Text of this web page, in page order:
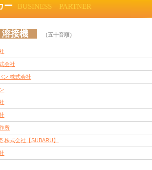
ー BUSINESS PARTNER
溶接機 （五十音順）
会社
ン 株式会社
所
株式会社【SUBARU】